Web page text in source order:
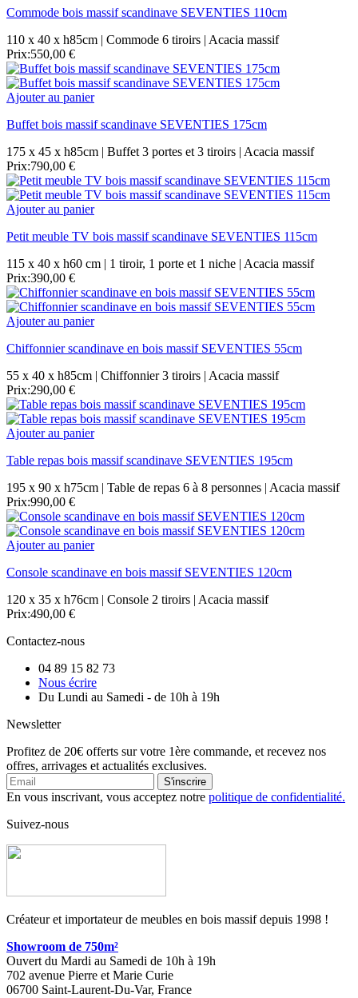
Commode bois massif scandinave SEVENTIES 110cm
110 x 40 x h85cm | Commode 6 tiroirs | Acacia massif
Prix:550,00 €
Ajouter au panier
Buffet bois massif scandinave SEVENTIES 175cm
175 x 45 x h85cm | Buffet 3 portes et 3 tiroirs | Acacia massif
Prix:790,00 €
Ajouter au panier
Petit meuble TV bois massif scandinave SEVENTIES 115cm
115 x 40 x h60 cm | 1 tiroir, 1 porte et 1 niche | Acacia massif
Prix:390,00 €
Ajouter au panier
Chiffonnier scandinave en bois massif SEVENTIES 55cm
55 x 40 x h85cm | Chiffonnier 3 tiroirs | Acacia massif
Prix:290,00 €
Ajouter au panier
Table repas bois massif scandinave SEVENTIES 195cm
195 x 90 x h75cm | Table de repas 6 à 8 personnes | Acacia massif
Prix:990,00 €
Ajouter au panier
Console scandinave en bois massif SEVENTIES 120cm
120 x 35 x h76cm | Console 2 tiroirs | Acacia massif
Prix:490,00 €
Contactez-nous
04 89 15 82 73
Nous écrire
Du Lundi au Samedi - de 10h à 19h
Newsletter
Profitez de 20€ offerts sur votre 1ère commande, et recevez nos
offres, arrivages et actualités exclusives.
S'inscrire
En vous inscrivant, vous acceptez notre politique de confidentialité.
Suivez-nous
Créateur et importateur de meubles en bois massif depuis 1998 !
Showroom de 750m²
Ouvert du Mardi au Samedi de 10h à 19h
702 avenue Pierre et Marie Curie
06700 Saint-Laurent-Du-Var, France